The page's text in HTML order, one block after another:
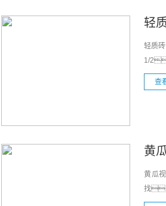
轻
轻质
1/
查
黄
黄瓜
找